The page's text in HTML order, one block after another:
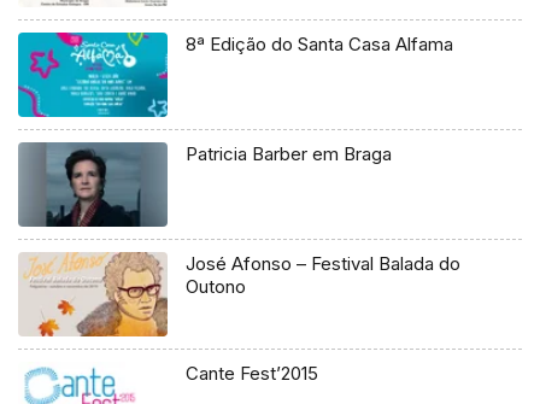
8ª Edição do Santa Casa Alfama
Patricia Barber em Braga
José Afonso – Festival Balada do
Outono
Cante Fest’2015